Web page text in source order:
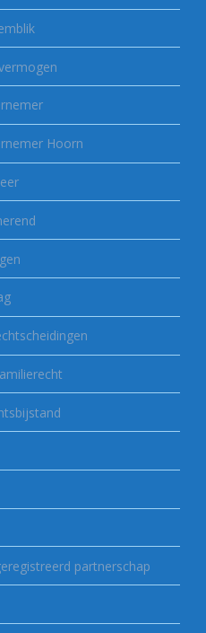
Hoorn
partnerschap